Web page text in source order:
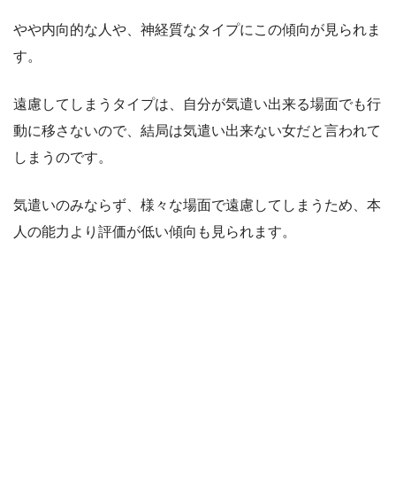
やや内向的な人や、神経質なタイプにこの傾向が見られま
す。
遠慮してしまうタイプは、自分が気遣い出来る場面でも行
動に移さないので、結局は気遣い出来ない女だと言われて
しまうのです。
気遣いのみならず、様々な場面で遠慮してしまうため、本
人の能力より評価が低い傾向も見られます。